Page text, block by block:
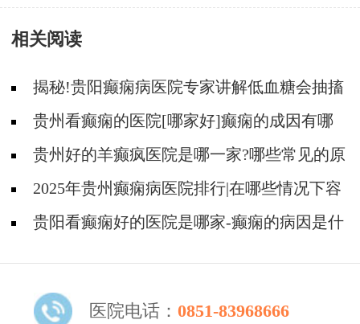
成的呢
相关阅读
揭秘!贵阳癫痫病医院专家讲解低血糖会抽搐
吗?贵州看癫痫的医院[哪家好]癫痫的成因有哪
些?贵州好的羊癫疯医院是哪一家?哪些常见的原
因会引起羊癫疯?
2025年贵州癫痫病医院排行|在哪些情况下容
易得癫痫？
贵阳看癫痫好的医院是哪家-癫痫的病因是什
医院电话： 0851-83968666